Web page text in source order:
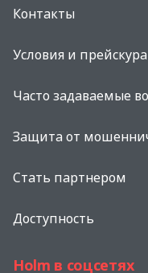
Контакты
Условия и
Часто задаваемые
Защита от
Стать партнером
Доступность
Holm в соцсетях